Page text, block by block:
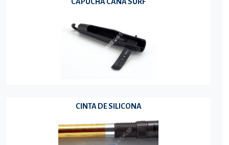
CINTA DE SILICONA